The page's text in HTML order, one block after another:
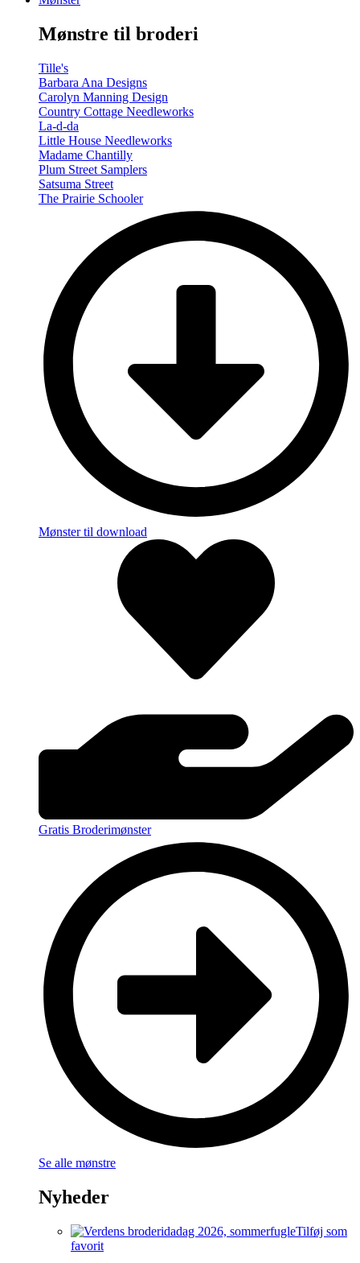
(Volume
Mønstre til broderi
Tille's
Barbara Ana Designs
Carolyn Manning Design
Country Cottage Needleworks
La-d-da
Little House Needleworks
Madame Chantilly
Plum Street Samplers
Satsuma Street
The Prairie Schooler
Mønster til download
Gratis Broderimønster
Se alle mønstre
Nyheder
Tilføj som
favorit